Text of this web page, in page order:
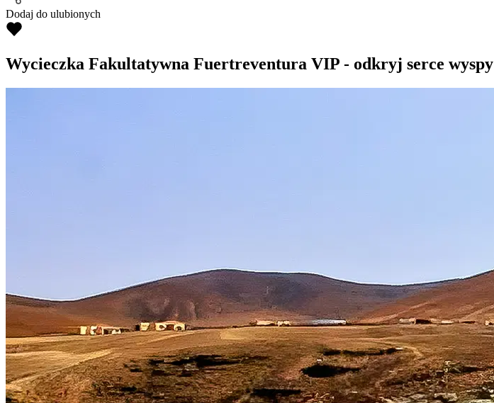
Dodaj do ulubionych
Wycieczka Fakultatywna Fuertreventura VIP - odkryj serce wyspy